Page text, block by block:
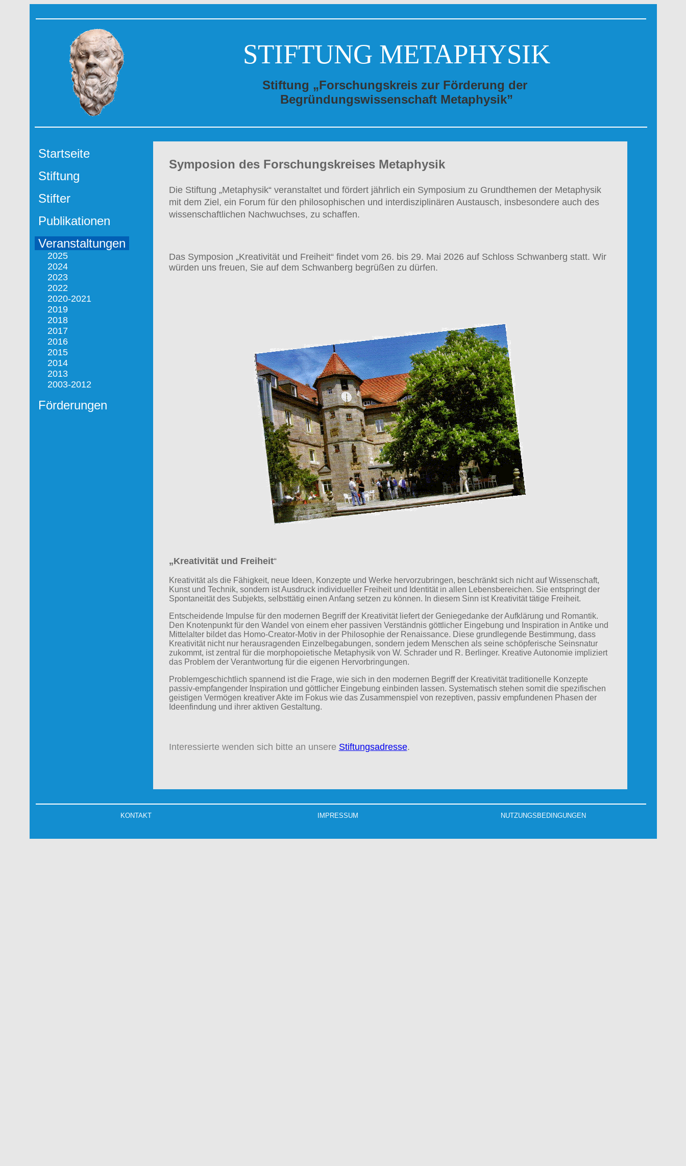
STIFTUNG METAPHYSIK
Stiftung „Forschungskreis zur Förderung der
Begründungswissenschaft Metaphysik”
Startseite
Stiftung
Stifter
Publikationen
Veranstaltungen
2025
2024
2023
2022
2020-2021
2019
2018
2017
2016
2015
2014
2013
2003-2012
Förderungen
Symposion des Forschungskreises Metaphysik
Die Stiftung „Metaphysik“ veranstaltet und fördert jährlich ein Symposium zu Grundthemen der Metaphysik
mit dem Ziel, ein Forum für den philosophischen und interdisziplinären Austausch, insbesondere auch des
wissenschaftlichen Nachwuchses, zu schaffen.
Das Symposion „Kreativität und Freiheit“ findet vom 26. bis 29. Mai 2026auf Schloss Schwanberg statt. Wir
würden uns freuen, Sie auf dem Schwanberg begrüßen zu dürfen.
„Kreativität und Freiheit“
Kreativität als die Fähigkeit, neue Ideen, Konzepte und Werke hervorzubringen, beschränkt sich nicht auf Wissenschaft,
Kunst und Technik, sondern ist Ausdruck individueller Freiheit und Identität in allen Lebensbereichen. Sie entspringt der
Spontaneität des Subjekts, selbsttätig einen Anfang setzen zu können. In diesem Sinn ist Kreativität tätige Freiheit.
Entscheidende Impulse für den modernen Begriff der Kreativität liefert der Geniegedanke der Aufklärung und Romantik.
Den Knotenpunkt für den Wandel von einem eher passiven Verständnis göttlicher Eingebung und Inspiration in Antike und
Mittelalter bildet das Homo-Creator-Motiv in der Philosophie der Renaissance. Diese grundlegende Bestimmung, dass
Kreativität nicht nur herausragenden Einzelbegabungen, sondern jedem Menschen als seine schöpferische Seinsnatur
zukommt, ist zentral für die morphopoietische Metaphysik von W. Schrader und R. Berlinger. Kreative Autonomie impliziert
das Problem der Verantwortung für die eigenen Hervorbringungen.
Problemgeschichtlich spannend ist die Frage, wie sich in den modernen Begriff der Kreativität traditionelle Konzepte
passiv-empfangender Inspiration und göttlicher Eingebung einbinden lassen. Systematisch stehen somit die spezifischen
geistigen Vermögen kreativer Akte im Fokus wie das Zusammenspiel von rezeptiven, passiv empfundenen Phasen der
Ideenfindung und ihrer aktiven Gestaltung.
Interessierte wenden sich bitte an unsere Stiftungsadresse.
KONTAKT IMPRESSUM NUTZUNGSBEDINGUNGEN